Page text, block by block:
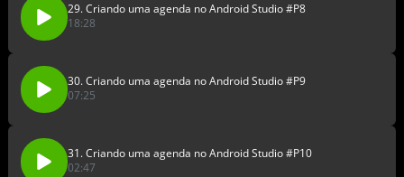
29. Criando uma agenda no Android Studio #P8
18:28
30. Criando uma agenda no Android Studio #P9
07:25
31. Criando uma agenda no Android Studio #P10
02:47